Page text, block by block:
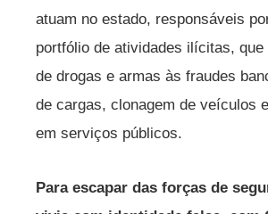
atuam no estado, responsáveis
portfólio de atividades ilícitas,
de drogas e armas às fraudes
de cargas, clonagem de veículos
em serviços públicos.
Para escapar das forças de